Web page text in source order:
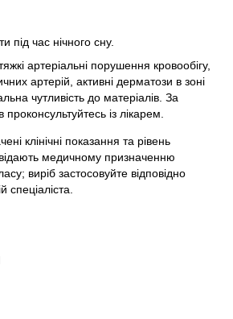
під час нічного сну.
артеріальні порушення кровообігу,
артерій, активні дерматози в зоні
чутливість до матеріалів. За
проконсультуйтесь із лікарем.
клінічні показання та рівень
медичному призначенню
виріб застосовуйте відповідно
спеціаліста.